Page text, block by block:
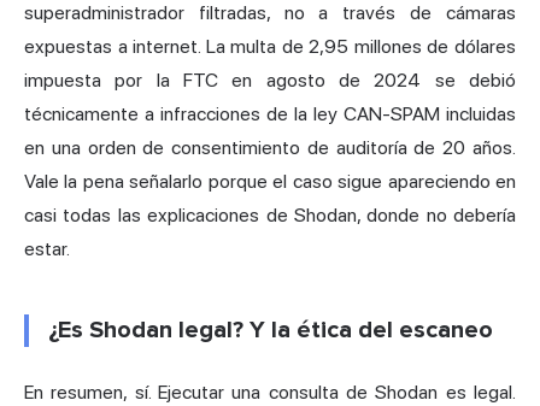
superadministrador filtradas, no a través de cámaras
expuestas a internet. La multa de 2,95 millones de dólares
impuesta por la FTC en agosto de 2024 se debió
técnicamente a infracciones de la ley CAN-SPAM incluidas
en una orden de consentimiento de auditoría de 20 años.
Vale la pena señalarlo porque el caso sigue apareciendo en
casi todas las explicaciones de Shodan, donde no debería
estar.
¿Es Shodan legal? Y la ética del escaneo
En resumen, sí. Ejecutar una consulta de Shodan es legal.